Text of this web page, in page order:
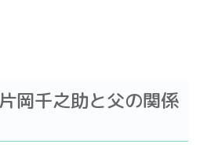
岡千之助と父の関係